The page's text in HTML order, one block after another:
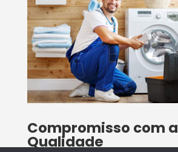
Compromisso com a
Qualidade